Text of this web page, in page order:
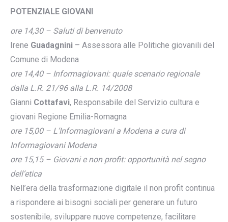
POTENZIALE GIOVANI
ore 14,30 – Saluti di benvenuto
Irene Guadagnini – Assessora alle Politiche giovanili del
Comune di Modena
ore 14,40 – Informagiovani: quale scenario regionale
dalla L.R. 21/96 alla L.R. 14/2008
Gianni Cottafavi, Responsabile del Servizio cultura e
giovani Regione Emilia-Romagna
ore 15,00 – L’Informagiovani a Modena a cura di
Informagiovani Modena
ore 15,15 – Giovani e non profit: opportunità nel segno
dell’etica
Nell’era della trasformazione digitale il non profit continua
a rispondere ai bisogni sociali per generare un futuro
sostenibile, sviluppare nuove competenze, facilitare